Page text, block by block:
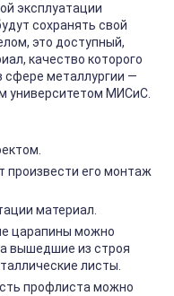
эксплуатации
сохранять свой
это доступный,
качество которого
сфере металлургии —
университетом МИСиС.
произвести его монтаж
материал.
царапины можно
вышедшие из строя
листы.
профлиста можно